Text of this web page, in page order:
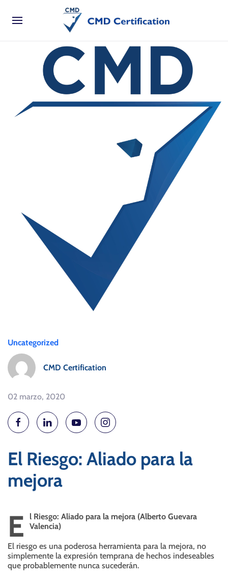
Uncategorized
CMD Certification
02 marzo, 2020
El Riesgo: Aliado para la
mejora
E
l Riesgo: Aliado para la mejora (Alberto Guevara
Valencia)
El riesgo es una poderosa herramienta para la mejora, no
simplemente la expresión temprana de hechos indeseables
que probablemente nunca sucederán.